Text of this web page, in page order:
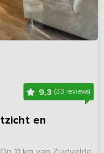
9,3 (33 reviews)
en